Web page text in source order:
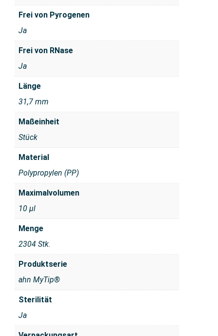
Frei von Pyrogenen
Ja
Frei von RNase
Ja
Länge
31,7 mm
Maßeinheit
Stück
Material
Polypropylen (PP)
Maximalvolumen
10 μl
Menge
2304 Stk.
Produktserie
ahn MyTip®
Sterilität
Ja